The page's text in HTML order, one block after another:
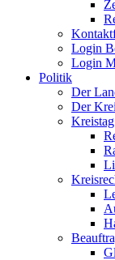
Login
Login
Politik
Der
Der
Kreistag